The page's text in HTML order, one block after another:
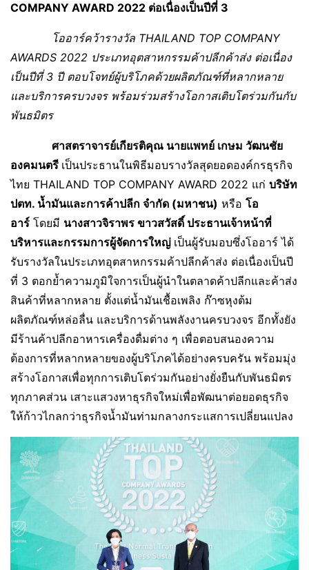
COMPANY AWARD 2022 ต่อเนื่องเป็นปีที่ 3
โออาร์คว้ารางวัล THAILAND TOP COMPANY
AWARDS 2022 ประเภทอุตสาหกรรมค้าปลีกค้าส่ง ต่อเนื่อง
เป็นปีที่ 3 ปี ตอบโจทย์ผู้บริโภคด้วยผลิตภัณฑ์ที่หลากหลาย
และบริการครบวงจร พร้อมร่วมสร้างโอกาสเติบโตร่วมกันกับ
พันธมิตร
ศาสตราจารย์เกียรติคุณ นายแพทย์ เกษม วัฒนชัย
องคมนตรี เป็นประธานในพิธีมอบรางวัลสุดยอดองค์กรธุรกิจ
ไทย THAILAND TOP COMPANY AWARD 2022 แก่ บริษัท
ปตท. น้ำมันและการค้าปลีก จำกัด (มหาชน) หรือ โอ
อาร์ โดยมี นางสาวจิราพร ขาวสวัสดิ์ ประธานเจ้าหน้าที่
บริหารและกรรมการผู้จัดการใหญ่ เป็นผู้รับมอบซึ่งโออาร์ ได้
รับรางวัลในประเภทอุตสาหกรรมค้าปลีกค้าส่ง ต่อเนื่องเป็นปี
ที่ 3 ตอกย้ำความภูมิใจการเป็นผู้นำในตลาดค้าปลีกและค้าส่ง
สินค้าที่หลากหลาย ตั้งแต่น้ำมันเชื้อเพลิง ก๊าซหุงต้ม
ผลิตภัณฑ์หล่อลื่น และบริการด้านพลังงานครบวงจร อีกทั้งยัง
มีร้านค้าปลีกอาหารเครื่องดื่มต่าง ๆ เพื่อตอบสนองความ
ต้องการที่หลากหลายของผู้บริโภคได้อย่างครบครัน พร้อมมุ่ง
สร้างโอกาสเพื่อทุกการเติบโตร่วมกันอย่างยั่งยืนกับพันธมิตร
ทุกภาคส่วน เสาะแสวงหาธุรกิจใหม่เพื่อพัฒนาต่อยอดธุรกิจ
ให้ก้าวไกลกว่าธุรกิจน้ำมันท่ามกลางกระแสการเปลี่ยนแปลง